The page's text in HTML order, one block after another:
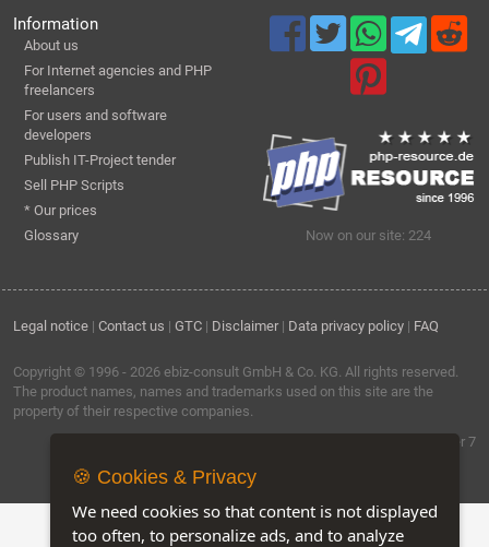
Information
About us
For Internet agencies and PHP
freelancers
For users and software
developers
Publish IT-Project tender
Sell PHP Scripts
* Our prices
Glossary
Now on our site: 224
Legal notice | Contact us | GTC | Disclaimer| Data privacy policy | FAQ
Copyright © 1996 - 2026 ebiz-consult GmbH & Co. KG . All rights reserved.
The product names, names and trademarks used on this site are the
property of their respective companies.
Software by ebiz-trader 7
🍪 Cookies & Privacy
We need cookies so that content is not displayed
too often, to personalize ads, and to analyze